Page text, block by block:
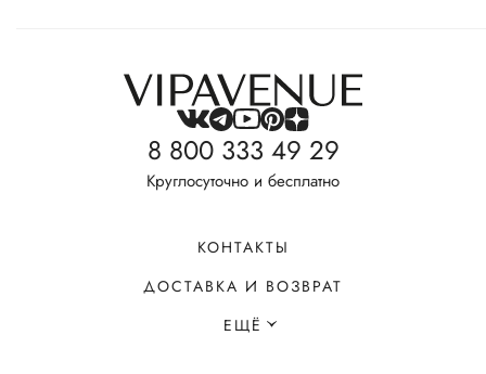
8 800 333 49 29
Круглосуточно и бесплатно
КОНТАКТЫ
ДОСТАВКА И ВОЗВРАТ
ЕЩЁ